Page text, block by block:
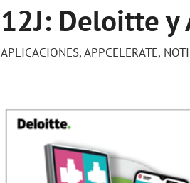
12J: Deloitte y
APLICACIONES,APPCELERATE,